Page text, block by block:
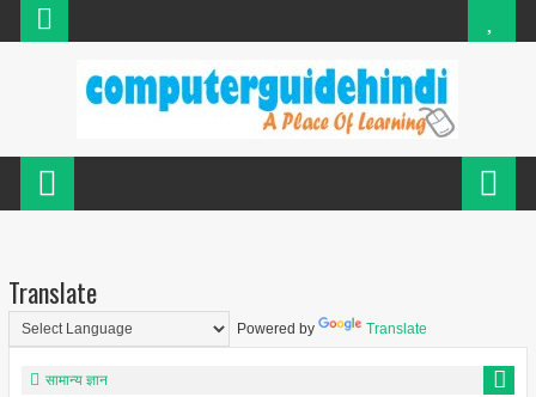
Translate
Powered by Translate
सामान्य ज्ञान